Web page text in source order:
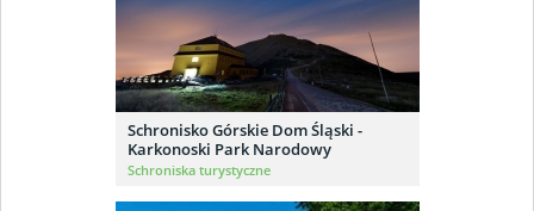
Schronisko Górskie Dom Śląski -
Karkonoski Park Narodowy
Schroniska turystyczne